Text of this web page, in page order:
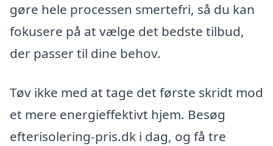
gøre hele processen smertefri, så du kan
fokusere på at vælge det bedste tilbud,
der passer til dine behov.
Tøv ikke med at tage det første skridt mod
et mere energieffektivt hjem. Besøg
efterisolering-pris.dk i dag, og få tre